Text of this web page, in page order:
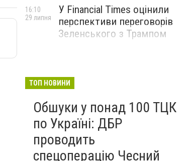
У Financial Times оцінили
перспективи переговорів
Зеленського з Трампом
16:10
29 липня
ТОП НОВИНИ
Обшуки у понад 100 ТЦК
по Україні: ДБР
проводить
спецоперацію Чесний